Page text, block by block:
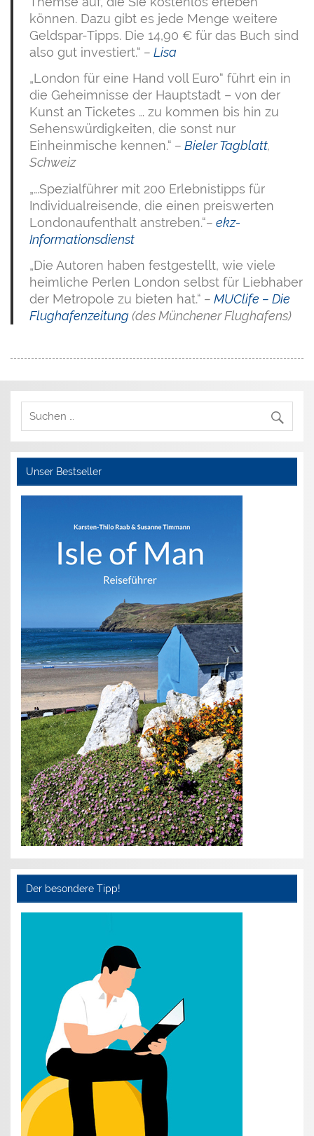
können. Dazu gibt es jede Menge weitere
Geldspar-Tipps. Die 14,90 € für das Buch sind
also gut investiert.“ – Lisa
„London für eine Hand voll Euro“ führt ein in
die Geheimnisse der Hauptstadt – von der
Kunst an Ticketes … zu kommen bis hin zu
Sehenswürdigkeiten, die sonst nur
Einheinmische kennen.“ – Bieler Tagblatt,
Schweiz
„…Spezialführer mit 200 Erlebnistipps für
Individualreisende, die einen preiswerten
Londonaufenthalt anstreben.“– ekz-
Informationsdienst
„Die Autoren haben festgestellt, wie viele
heimliche Perlen London selbst für Liebhaber
der Metropole zu bieten hat.“ – MUClife – Die
Flughafenzeitung (des Münchener Flughafens)
Unser Bestseller
Der besondere Tipp!